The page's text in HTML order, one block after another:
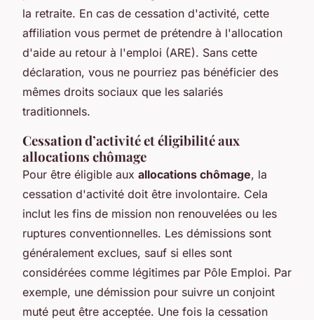
la retraite. En cas de cessation d'activité, cette
affiliation vous permet de prétendre à l'allocation
d'aide au retour à l'emploi (ARE). Sans cette
déclaration, vous ne pourriez pas bénéficier des
mêmes droits sociaux que les salariés
traditionnels.
Cessation d’activité et éligibilité aux
allocations chômage
Pour être éligible aux allocations chômage, la
cessation d'activité doit être involontaire. Cela
inclut les fins de mission non renouvelées ou les
ruptures conventionnelles. Les démissions sont
généralement exclues, sauf si elles sont
considérées comme légitimes par Pôle Emploi. Par
exemple, une démission pour suivre un conjoint
muté peut être acceptée. Une fois la cessation